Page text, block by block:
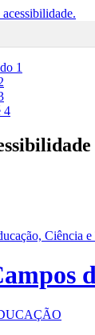
1
4
Ciência